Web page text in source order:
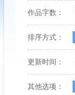
作品字数：
排序方式：
更新时间：
其他选项：